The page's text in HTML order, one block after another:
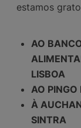
estamos
AO
LISBOA
AO PINGO
À
SINTRA